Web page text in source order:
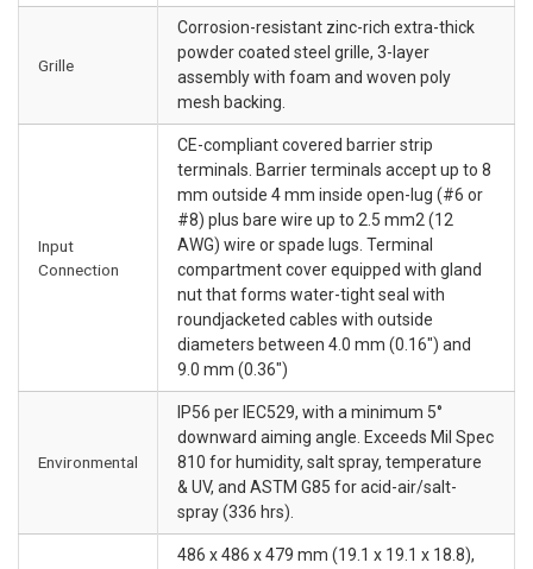
Grille
Corrosion-resistant zinc-rich extra-thick
powder coated steel grille, 3-layer
assembly with foam and woven poly
mesh backing.
Input
Connection
CE-compliant covered barrier strip
terminals. Barrier terminals accept up to 8
mm outside 4 mm inside open-lug (#6 or
#8) plus bare wire up to 2.5 mm2 (12
AWG) wire or spade lugs. Terminal
compartment cover equipped with gland
nut that forms water-tight seal with
roundjacketed cables with outside
diameters between 4.0 mm (0.16") and
9.0 mm (0.36")
Environmental
IP56 per IEC529, with a minimum 5°
downward aiming angle. Exceeds Mil Spec
810 for humidity, salt spray, temperature
& UV, and ASTM G85 for acid-air/salt-
spray (336 hrs).
486 x 486 x 479 mm (19.1 x 19.1 x 18.8),